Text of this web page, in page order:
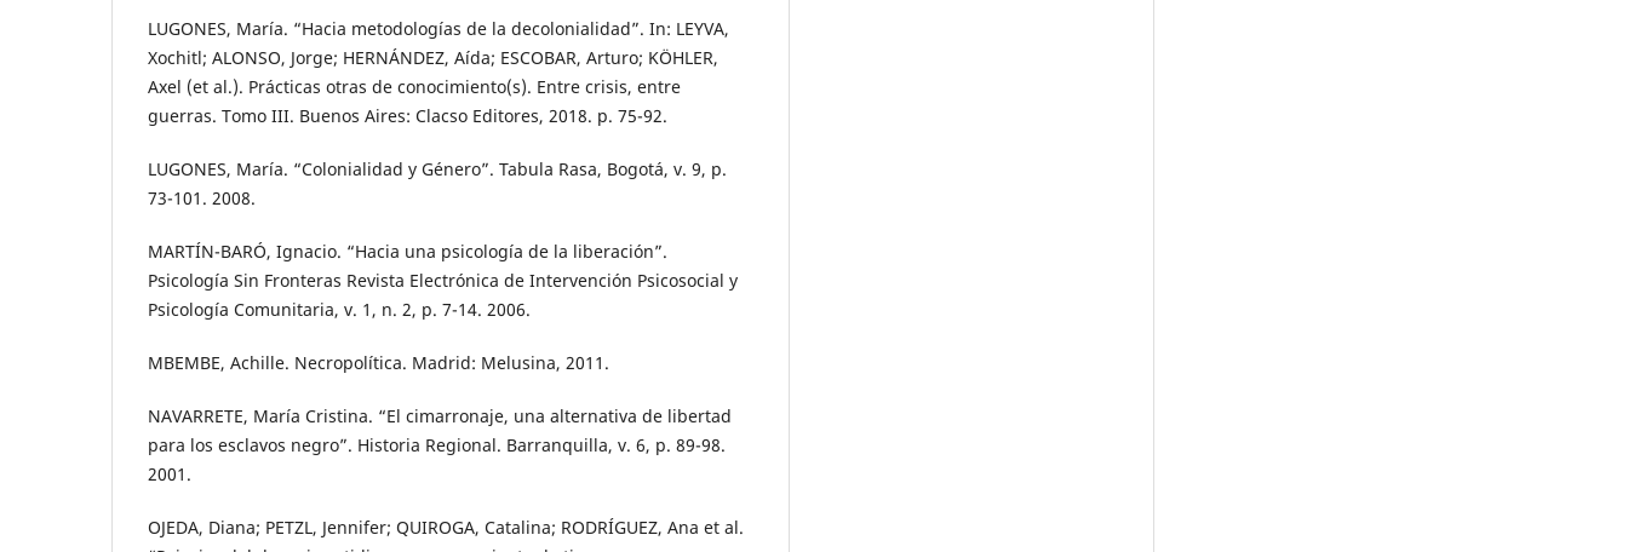
LUGONES, María. “Hacia metodologías de la decolonialidad”. In: LEYVA,
Xochitl; ALONSO, Jorge; HERNÁNDEZ, Aída; ESCOBAR, Arturo; KÖHLER,
Axel (et al.). Prácticas otras de conocimiento(s). Entre crisis, entre
guerras. Tomo III. Buenos Aires: Clacso Editores, 2018. p. 75-92.
LUGONES, María. “Colonialidad y Género”. Tabula Rasa, Bogotá, v. 9, p.
73-101. 2008.
MARTÍN-BARÓ, Ignacio. “Hacia una psicología de la liberación”.
Psicología Sin Fronteras Revista Electrónica de Intervención Psicosocial y
Psicología Comunitaria, v. 1, n. 2, p. 7-14. 2006.
MBEMBE, Achille. Necropolítica. Madrid: Melusina, 2011.
NAVARRETE, María Cristina. “El cimarronaje, una alternativa de libertad
para los esclavos negro”. Historia Regional. Barranquilla, v. 6, p. 89-98.
2001.
OJEDA, Diana; PETZL, Jennifer; QUIROGA, Catalina; RODRÍGUEZ, Ana et al.